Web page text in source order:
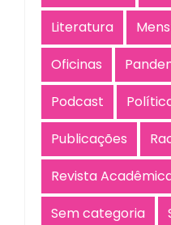
Literatura
Oficinas
Podcast
Publicações
Revista
Sem categoria